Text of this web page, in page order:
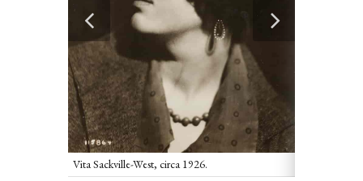
Vita Sackville-West, circa 1926.